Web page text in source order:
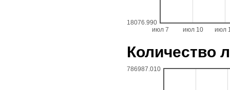
июл 7 июл 10 июл
18076.990
Количество
786987.010